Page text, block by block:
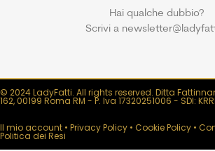
Hai qualche dubbio?
Scrivi a
© 2024 LadyFatti. All rights reserved. Ditta
162, 00199 Roma RM - P. Iva 17320251006 - SDI:
Il mio account • Privacy Policy • Cookie Policy •
Politica dei Resi